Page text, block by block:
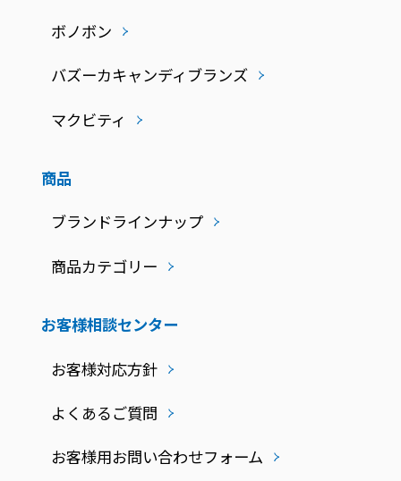
ボノボン
バズーカキャンディブランズ
マクビティ
商品
ブランドラインナップ
商品カテゴリー
お客様相談センター
お客様対応方針
よくあるご質問
お客様用お問い合わせフォーム